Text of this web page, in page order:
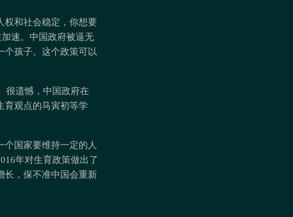
权和社会稳定，你想要
速。中国政府被逼无
个孩子。这个政策可以
很遗憾，中国政府在
育观点的马寅初等学
国家要维持一定的人
年对生育政策做出了
长，保不准中国会重新